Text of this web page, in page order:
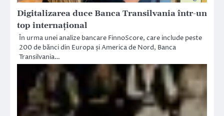
Digitalizarea duce Banca Transilvania într-un
top internațional
În urma unei analize bancare FinnoScore, care include peste
200 de bănci din Europa și America de Nord, Banca
Transilvania…